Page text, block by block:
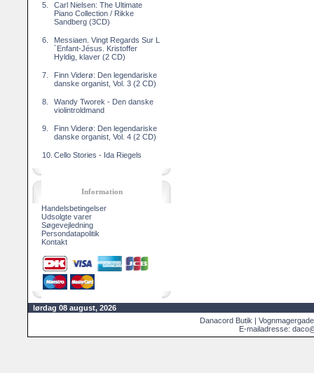
5.
Carl Nielsen: The Ultimate
Piano Collection / Rikke
Sandberg (3CD)
6.
Messiaen. Vingt Regards Sur L
´Enfant-Jésus. Kristoffer
Hyldig, klaver (2 CD)
7.
Finn Viderø: Den legendariske
danske organist, Vol. 3 (2 CD)
8.
Wandy Tworek - Den danske
violintroldmand
9.
Finn Viderø: Den legendariske
danske organist, Vol. 4 (2 CD)
10. Cello Stories - Ida Riegels
Information
Handelsbetingelser
Udsolgte varer
Søgevejledning
Persondatapolitik
Kontakt
lørdag 08 august, 2026
Danacord Butik |
E-mailadresse: